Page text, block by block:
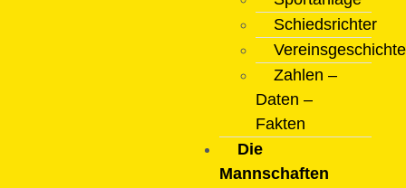
Schiedsrichter
Vereinsgeschichte
Zahlen –
Daten –
Fakten
Die
Mannschaften